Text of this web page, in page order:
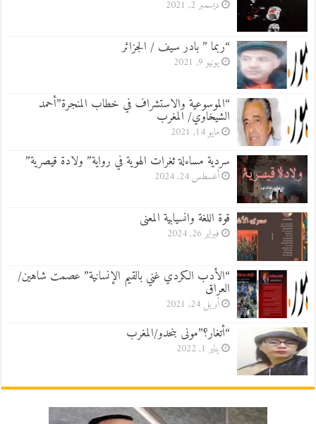
ديسمبر 2, 2021
“ربما ” بادر سيف / الجزائر
يونيو 9, 2021
“الموسوعية والاستشراف في خطاب المنجرة”أحمد
الشيخاوي/ المغرب
مايو 14, 2021
سردية مساءلة ثغرات الهوية في رواية” ولادة قيصرية”
أغسطس 24, 2024
قوة اللغة وانسيابية المعنى
فبراير 26, 2024
“الأدب الكردي غني بالقيم الإنسانية” عصمت شاهين/
العراق
أبريل 24, 2021
“أتغار؟”مونى بنحدو/المغرب
يناير 1, 2022